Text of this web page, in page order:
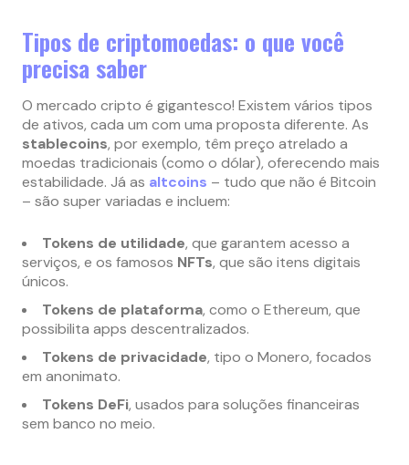
Tipos de criptomoedas: o que você
precisa saber
O mercado cripto é gigantesco! Existem vários tipos
de ativos, cada um com uma proposta diferente. As
stablecoins, por exemplo, têm preço atrelado a
moedas tradicionais (como o dólar), oferecendo mais
estabilidade. Já as altcoins – tudo que não é Bitcoin
– são super variadas e incluem:
Tokens de utilidade, que garantem acesso a
serviços, e os famosos NFTs, que são itens digitais
únicos.
Tokens de plataforma, como o Ethereum, que
possibilita apps descentralizados.
Tokens de privacidade, tipo o Monero, focados
em anonimato.
Tokens DeFi, usados para soluções financeiras
sem banco no meio.